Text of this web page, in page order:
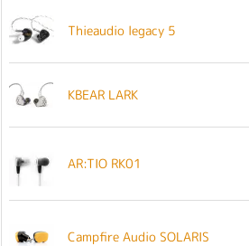
Thieaudio legacy 5
KBEAR LARK
AR:TIO RK01
Campfire Audio SOLARIS